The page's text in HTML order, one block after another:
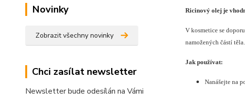
Novinky
Zobrazit všechny novinky
Chci zasílat newsletter
Newsletter bude odesílán na Vámi
Ricinový olej je
V kosmetice se
namožených částí těla.
Jak používat:
Nanášejte na